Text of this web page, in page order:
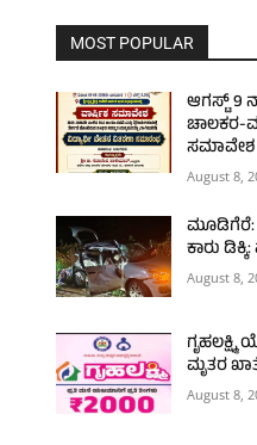
MOST POPULAR
ಆಗಸ್ಟ್ 9
ಚಾಲಕರ-
ಸಮಾವೇಶ
August 8,
ಮೂಡಿಗೆರೆ:
ಕಾರು
August 8,
ಮೃತರ
August 8,